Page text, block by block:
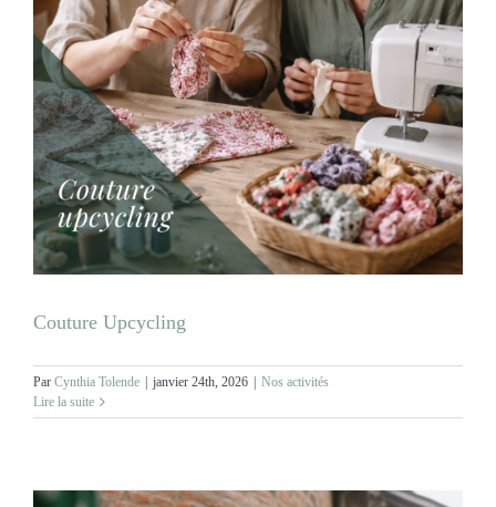
Couture Upcycling
Par Cynthia Tolende | janvier 24th, 2026 | Nos activités
Lire la suite